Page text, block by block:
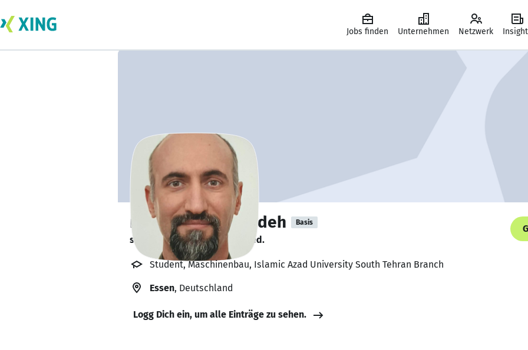
Jobs finden Unternehmen Netzwerk
morteza abbaszadeh Basis
sucht ein neues Team-Mitglied.
Student, Maschinenbau, Islamic Azad University South Tehran Branch
Essen, Deutschland
Logg Dich ein, um alle Einträge zu sehen.